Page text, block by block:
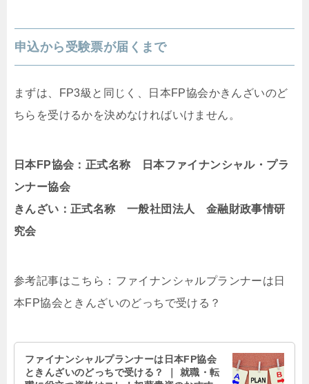
申込から受験票が届くまで
まずは、FP3級と同じく、日本FP協会かきんざいのど
ちらを受けるかを決めなければいけません。
日本FP協会：正式名称 日本ファイナンシャル・プラ
ンナー協会
きんざい：正式名称 一般社団法人 金融財政事情研
究会
参考記事はこちら：ファイナンシャルプランナーは日
本FP協会ときんざいのどっちで受ける？
ファイナンシャルプランナーは日本FP協会
ときんざいのどっちで受ける？ ｜ 就職・転